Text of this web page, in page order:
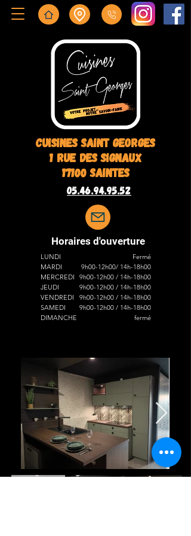
Cuisines saint georges
1 rue des signaux
17100 Saintes
05.46.94.95.52
Horaires d'ouverture
LUNDI
MARDI
MERCREDI
JEUDI
VENDREDI
SAMEDI
DIMANCHE
Fermé
9h00-12h00/ 14h-18h00
9h00-12h00 / 14h-18h00
9h00-12h00 / 14h-18h00
9h00-12h00 / 14h-18h00
9h00-12h00 / 14h-18h00
fermé